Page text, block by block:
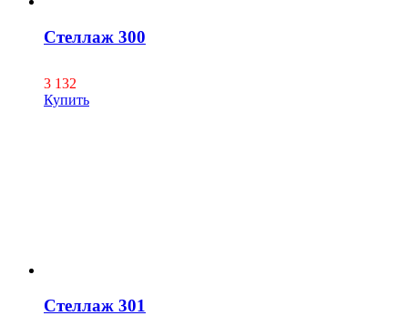
Стеллаж 300
3 132
Купить
Стеллаж 301